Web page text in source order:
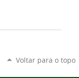
Voltar para o topo